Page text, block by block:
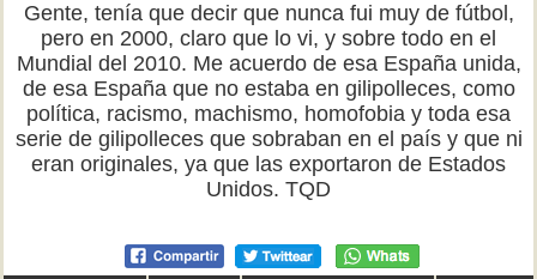
Gente, tenía que decir que nunca fui muy de fútbol,
pero en 2000, claro que lo vi, y sobre todo en el
Mundial del 2010. Me acuerdo de esa España unida,
de esa España que no estaba en gilipolleces, como
política, racismo, machismo, homofobia y toda esa
serie de gilipolleces que sobraban en el país y que ni
eran originales, ya que las exportaron de Estados
Unidos. TQD